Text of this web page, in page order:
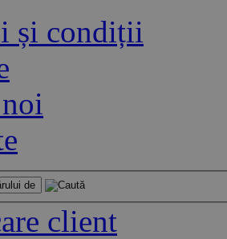
și condiții
client